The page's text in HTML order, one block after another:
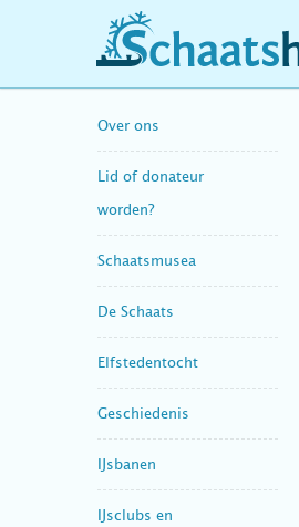
schaatshistorie.nl
Over ons
Lid of donateur
worden?
Schaatsmusea
De Schaats
Elfstedentocht
Geschiedenis
IJsbanen
IJsclubs en